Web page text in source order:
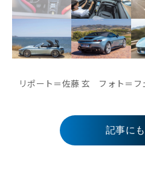
リポート＝佐藤 玄 フォト＝
記事に